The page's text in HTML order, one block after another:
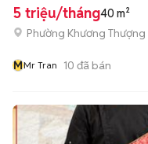
5 triệu/tháng40 m²
Phường Khương Thượng
MMr Tran 10 đã bán